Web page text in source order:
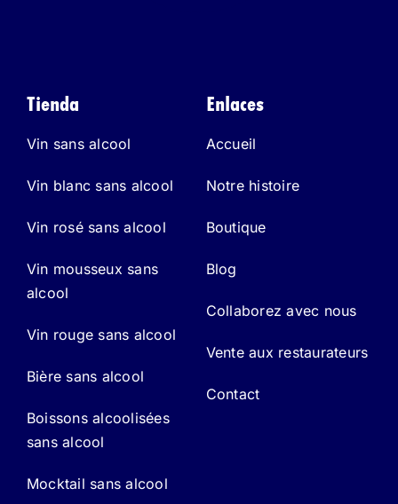
Tienda
Vin sans alcool
Vin blanc sans alcool
Vin rosé sans alcool
Vin mousseux sans
alcool
Vin rouge sans alcool
Bière sans alcool
Boissons alcoolisées
sans alcool
Mocktail sans alcool
Enlaces
Accueil
Notre histoire
Boutique
Blog
Collaborez avec nous
Vente aux restaurateurs
Contact